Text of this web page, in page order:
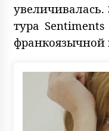
тура